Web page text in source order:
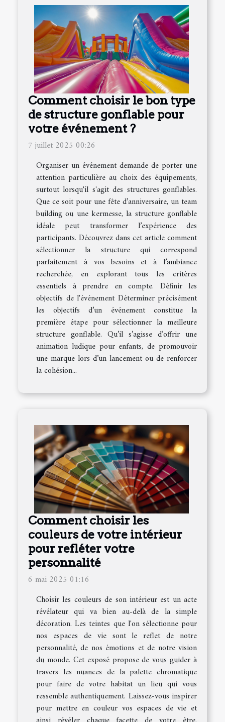
Comment choisir le bon type
de structure gonflable pour
votre événement ?
7 juillet 2025 00:26
Organiser un événement demande de porter une
attention particulière au choix des équipements,
surtout lorsqu'il s'agit des structures gonflables.
Que ce soit pour une fête d’anniversaire, un team
building ou une kermesse, la structure gonflable
idéale peut transformer l’expérience des
participants. Découvrez dans cet article comment
sélectionner la structure qui correspond
parfaitement à vos besoins et à l’ambiance
recherchée, en explorant tous les critères
essentiels à prendre en compte. Définir les
objectifs de l'événement Déterminer précisément
les objectifs d’un événement constitue la
première étape pour sélectionner la meilleure
structure gonflable. Qu’il s’agisse d’offrir une
animation ludique pour enfants, de promouvoir
une marque lors d’un lancement ou de renforcer
la cohésion...
Comment choisir les
couleurs de votre intérieur
pour refléter votre
personnalité
6 mai 2025 01:16
Choisir les couleurs de son intérieur est un acte
révélateur qui va bien au-delà de la simple
décoration. Les teintes que l'on sélectionne pour
nos espaces de vie sont le reflet de notre
personnalité, de nos émotions et de notre vision
du monde. Cet exposé propose de vous guider à
travers les nuances de la palette chromatique
pour faire de votre habitat un lieu qui vous
ressemble authentiquement. Laissez-vous inspirer
pour mettre en couleur vos espaces de vie et